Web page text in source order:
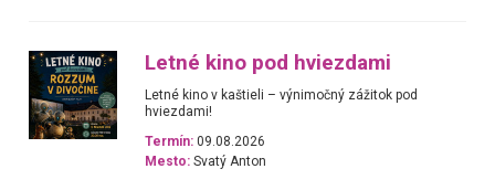
Letné kino pod hviezdami
Letné kino v kaštieli – výnimočný zážitok pod
hviezdami!
Termín: 09.08.2026
Mesto: Svatý Anton